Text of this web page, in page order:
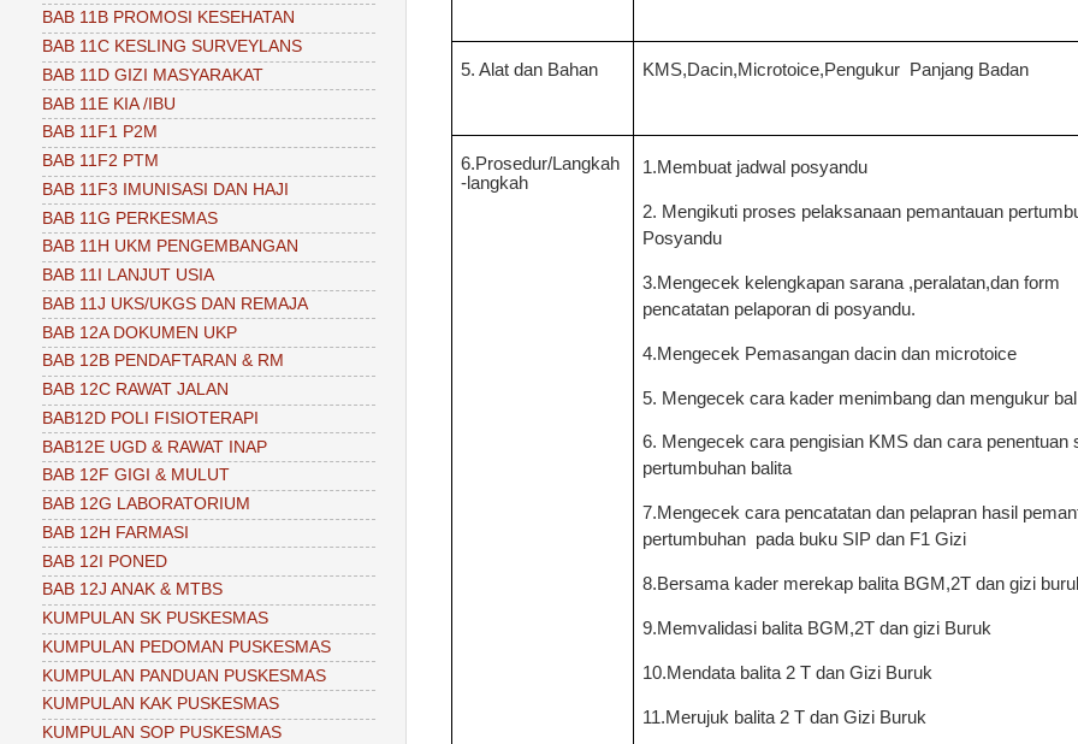
5. Alat dan Bahan KMS,Dacin,Microtoice,Pengukur Panjang Badan
6.Prosedur/Langkah
-langkah
1.Membuat jadwal posyandu
2. Mengikuti proses pelaksanaan pemantauan
Posyandu
3.Mengecek kelengkapan sarana ,peralatan,dan form
pencatatan pelaporan di posyandu.
4.Mengecek Pemasangan dacin dan microtoice
5. Mengecek cara kader menimbang dan mengukur
6. Mengecek cara pengisian KMS dan cara penentuan
pertumbuhan balita
7.Mengecek cara pencatatan dan pelapran hasil
pertumbuhan pada buku SIP dan F1 Gizi
8.Bersama kader merekap balita BGM,2T dan gizi
9.Memvalidasi balita BGM,2T dan gizi Buruk
10.Mendata balita 2 T dan Gizi Buruk
11.Merujuk balita 2 T dan Gizi Buruk
BAB 11B PROMOSI KESEHATAN
BAB 11C KESLING SURVEYLANS
BAB 11D GIZI MASYARAKAT
BAB 11E KIA /IBU
BAB 11F1 P2M
BAB 11F2 PTM
BAB 11F3 IMUNISASI DAN HAJI
BAB 11G PERKESMAS
BAB 11H UKM PENGEMBANGAN
BAB 11I LANJUT USIA
BAB 11J UKS/UKGS DAN REMAJA
BAB 12A DOKUMEN UKP
BAB 12B PENDAFTARAN & RM
BAB 12C RAWAT JALAN
BAB12D POLI FISIOTERAPI
BAB12E UGD & RAWAT INAP
BAB 12F GIGI & MULUT
BAB 12G LABORATORIUM
BAB 12H FARMASI
BAB 12I PONED
BAB 12J ANAK & MTBS
KUMPULAN SK PUSKESMAS
KUMPULAN PEDOMAN PUSKESMAS
KUMPULAN PANDUAN PUSKESMAS
KUMPULAN KAK PUSKESMAS
KUMPULAN SOP PUSKESMAS